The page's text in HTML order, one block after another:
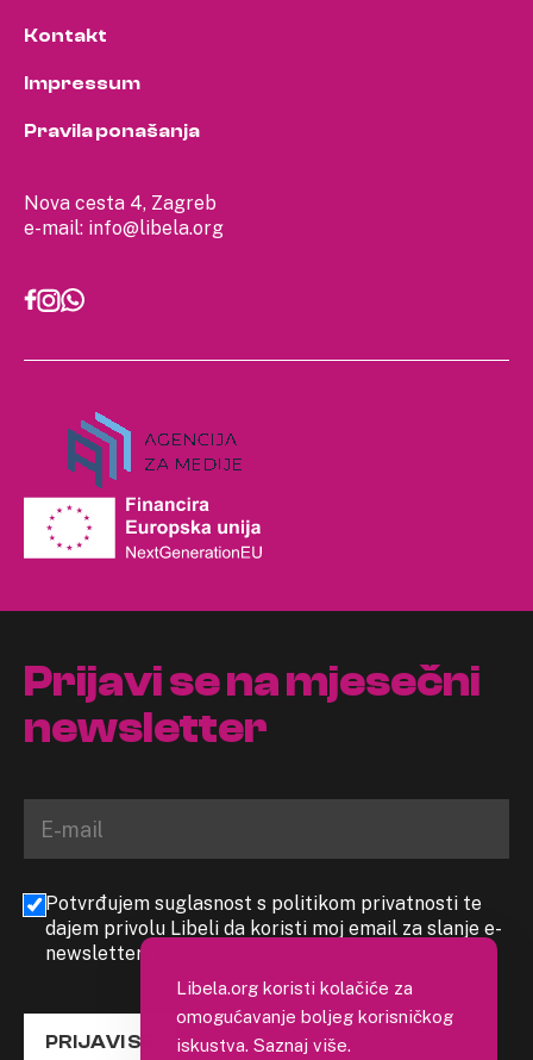
Nova cesta 4, Zagreb
e-mail: info@libela.org
Kontakt
Impressum
Pravila ponašanja
Prijavi se na mjesečni
newsletter
Potvrđujem suglasnost s politikom privatnosti te
dajem privolu Libeli da koristi moj email za slanje e-
newslettera
PRIJAVI SE
Libela.org koristi kolačiće za
omogućavanje boljeg korisničkog
iskustva. Saznaj više.